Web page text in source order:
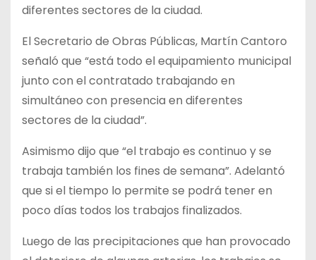
diferentes sectores de la ciudad.
El Secretario de Obras Públicas, Martín Cantoro
señaló que “está todo el equipamiento municipal
junto con el contratado trabajando en
simultáneo con presencia en diferentes
sectores de la ciudad”.
Asimismo dijo que “el trabajo es continuo y se
trabaja también los fines de semana”. Adelantó
que si el tiempo lo permite se podrá tener en
poco días todos los trabajos finalizados.
Luego de las precipitaciones que han provocado